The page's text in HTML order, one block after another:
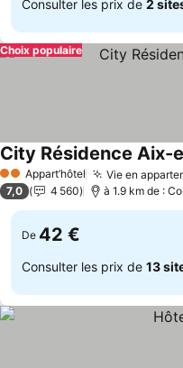
Consulter les prix de 2
Choix populaire
2 ÉtoilesAppart’hôtel Vie en
City Résidence Aix-
7,0 4 560 à 1.9 km de :
De 42 €
Consulter les prix de 13